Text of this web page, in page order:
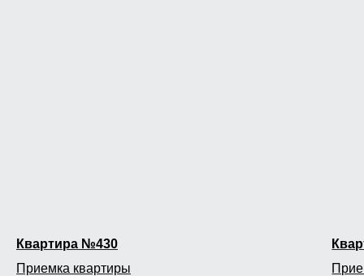
Квартира №430
Приемка квартиры